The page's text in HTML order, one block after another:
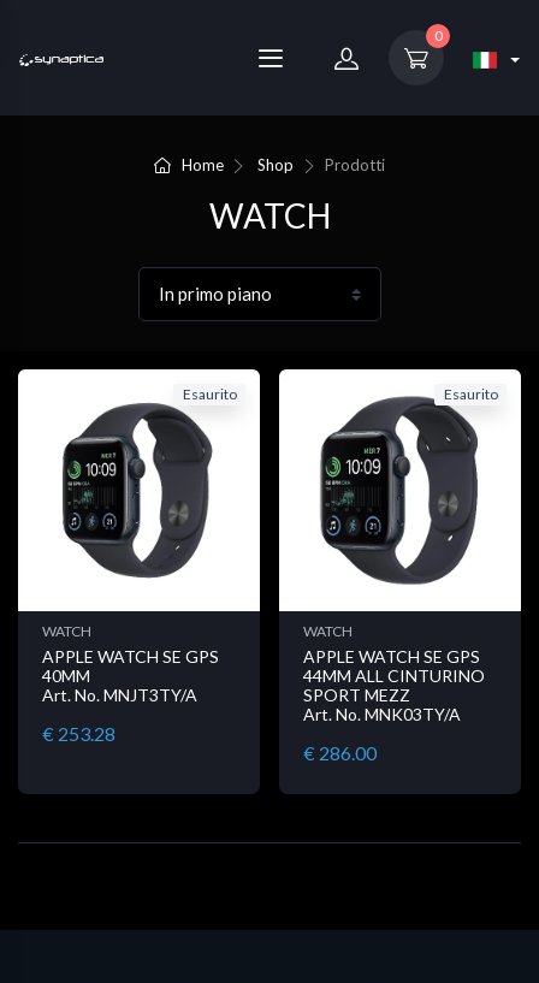
0
Home Shop Prodotti
WATCH
Esaurito
WATCH
APPLE WATCH SE GPS
40MM
Art. No. MNJT3TY/A
€ 253.28
Esaurito
WATCH
APPLE WATCH SE GPS
44MM ALL CINTURINO
SPORT MEZZ
Art. No. MNK03TY/A
€ 286.00